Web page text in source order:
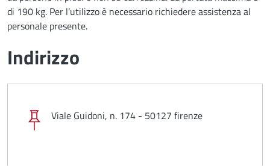
di 190 kg. Per l’utilizzo è necessario richiedere assistenza al
personale presente.
Indirizzo
Viale Guidoni, n. 174 - 50127 firenze